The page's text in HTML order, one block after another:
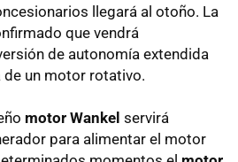
llegará al otoño. La
que vendrá
de autonomía extendida
de un motor rotativo.
motor Wankel servirá
para alimentar el motor